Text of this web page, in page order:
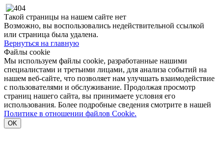
Такой страницы на нашем сайте нет
Возможно, вы воспользовались недействительной ссылкой
или страница была удалена.
Вернуться на главную
Файлы cookie
Мы используем файлы cookie, разработанные нашими
специалистами и третьими лицами, для анализа событий на
нашем веб-сайте, что позволяет нам улучшать взаимодействие
с пользователями и обслуживание. Продолжая просмотр
страниц нашего сайта, вы принимаете условия его
использования. Более подробные сведения смотрите в нашей
Политике в отношении файлов Cookie.
OK